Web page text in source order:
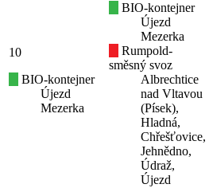
10
BIO-kontejner
Újezd
Mezerka
BIO-kontejner
Újezd
Mezerka
Rumpold-
směsný svoz
Albrechtice
nad Vltavou
(Písek),
Hladná,
Chřešťovice,
Jehnědno,
Údraž,
Újezd